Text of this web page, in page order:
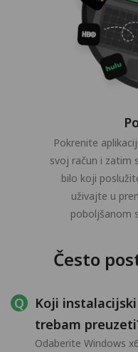
Pokrenite
svoj račun i zatim
bilo koji
uživajte u
poboljšanom
Često
Koji
trebam
Odaberite Windows